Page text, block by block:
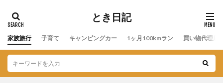
とき日記
家族旅行 子育て キャンピングカー 1ヶ月100kmラン 買い物代理店